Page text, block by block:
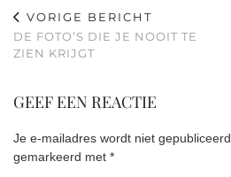
VORIGE BERICHT
DE FOTO’S DIE JE NOOIT TE
ZIEN KRIJGT
GEEF EEN REACTIE
Je e-mailadres wordt niet gepubliceerd.
gemarkeerd met *